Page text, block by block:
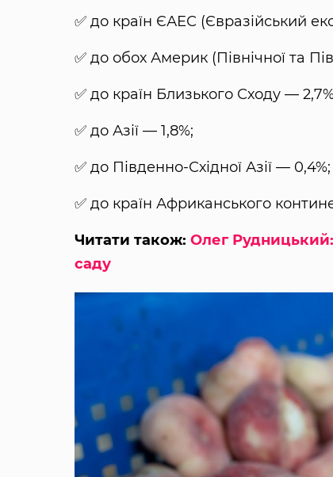
✅ до країн ЄАЕС (Євразійський
✅ до обох Америк (Північної та
✅ до країн Близького Сходу —
✅ до Азії — 1,8%;
✅ до Південно-Східної Азії — 0,4%;
✅ до країн Африканського
Читати також: Олег
саду